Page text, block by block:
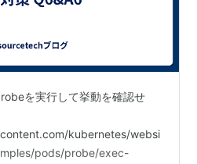
を実行して挙動を確認せ
kubernetes/websi
pods/probe/exec-